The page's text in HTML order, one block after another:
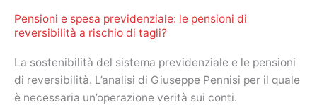
novità
dalla
Legge
di
Bilancio
Pensioni e spesa previdenziale: le pensioni di
reversibilità a rischio di tagli?
La sostenibilità del sistema previdenziale e le pensioni
di reversibilità. L’analisi di Giuseppe Pennisi per il quale
è necessaria un’operazione verità sui conti.